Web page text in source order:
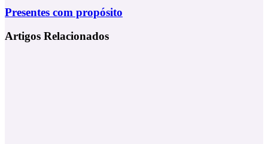
Beleza
na
Presentes
propósito
Presentes com propósito
Artigos Relacionados